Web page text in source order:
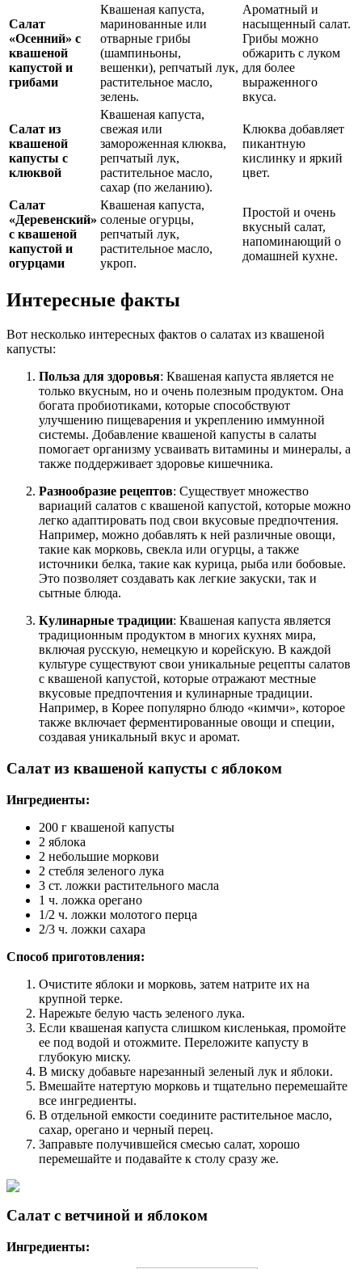
Салат
«Осенний» с
квашеной
капустой и
грибами
Квашеная капуста,
маринованные или
отварные грибы
(шампиньоны,
вешенки), репчатый лук,
растительное масло,
зелень.
Ароматный и
насыщенный салат.
Грибы можно
обжарить с луком
для более
выраженного
вкуса.
Салат из
квашеной
капусты с
клюквой
Квашеная капуста,
свежая или
замороженная клюква,
репчатый лук,
растительное масло,
сахар (по желанию).
Клюква добавляет
пикантную
кислинку и яркий
цвет.
Салат
«Деревенский»
с квашеной
капустой и
огурцами
Квашеная капуста,
соленые огурцы,
репчатый лук,
растительное масло,
укроп.
Простой и очень
вкусный салат,
напоминающий о
домашней кухне.
Интересные факты
Вот несколько интересных фактов о салатах из квашеной
капусты:
Польза для здоровья: Квашеная капуста является не
только вкусным, но и очень полезным продуктом. Она
богата пробиотиками, которые способствуют
улучшению пищеварения и укреплению иммунной
системы. Добавление квашеной капусты в салаты
помогает организму усваивать витамины и минералы, а
также поддерживает здоровье кишечника.
Разнообразие рецептов: Существует множество
вариаций салатов с квашеной капустой, которые можно
легко адаптировать под свои вкусовые предпочтения.
Например, можно добавлять к ней различные овощи,
такие как морковь, свекла или огурцы, а также
источники белка, такие как курица, рыба или бобовые.
Это позволяет создавать как легкие закуски, так и
сытные блюда.
Кулинарные традиции: Квашеная капуста является
традиционным продуктом в многих кухнях мира,
включая русскую, немецкую и корейскую. В каждой
культуре существуют свои уникальные рецепты салатов
с квашеной капустой, которые отражают местные
вкусовые предпочтения и кулинарные традиции.
Например, в Корее популярно блюдо «кимчи», которое
также включает ферментированные овощи и специи,
создавая уникальный вкус и аромат.
Салат из квашеной капусты с яблоком
Ингредиенты:
200 г квашеной капусты
2 яблока
2 небольшие моркови
2 стебля зеленого лука
3 ст. ложки растительного масла
1 ч. ложка орегано
1/2 ч. ложки молотого перца
2/3 ч. ложки сахара
Способ приготовления:
Очистите яблоки и морковь, затем натрите их на
крупной терке.
Нарежьте белую часть зеленого лука.
Если квашеная капуста слишком кисленькая, промойте
ее под водой и отожмите. Переложите капусту в
глубокую миску.
В миску добавьте нарезанный зеленый лук и яблоки.
Вмешайте натертую морковь и тщательно перемешайте
все ингредиенты.
В отдельной емкости соедините растительное масло,
сахар, орегано и черный перец.
Заправьте получившейся смесью салат, хорошо
перемешайте и подавайте к столу сразу же.
Салат с ветчиной и яблоком
Ингредиенты: